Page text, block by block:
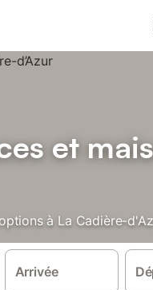
et
à La Cadière-
Arrivée